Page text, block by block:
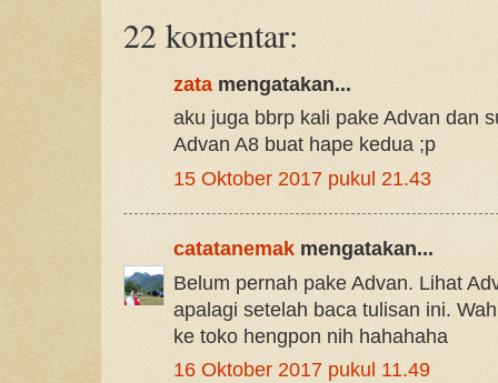
22 komentar:
zatamengatakan...
aku juga bbrp kali pake Advan dan
Advan A8 buat hape kedua ;p
15 Oktober 2017 pukul 21.43
catatanemak mengatakan...
Belum pernah pake Advan. Lihat
apalagi setelah baca tulisan ini.
ke toko hengpon nih hahahaha
16 Oktober 2017 pukul 11.49